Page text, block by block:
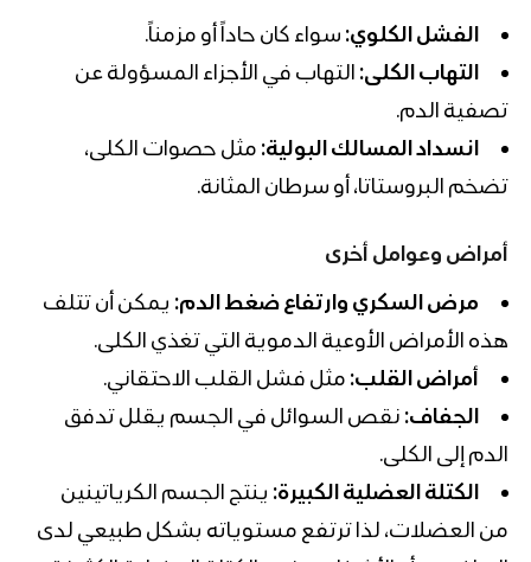
الفشل الكلوي: سواء كان حاداً أو مزمناً.
التهاب الكلى: التهاب في الأجزاء المسؤولة عن
تصفية الدم.
انسداد المسالك البولية: مثل حصوات الكلى،
تضخم البروستاتا، أو سرطان المثانة.
أمراض وعوامل أخرى
مرض السكري وارتفاع ضغط الدم: يمكن أن تتلف
هذه الأمراض الأوعية الدموية التي تغذي الكلى.
أمراض القلب: مثل فشل القلب الاحتقاني.
الجفاف: نقص السوائل في الجسم يقلل تدفق
الدم إلى الكلى.
الكتلة العضلية الكبيرة: ينتج الجسم الكرياتينين
من العضلات، لذا ترتفع مستوياته بشكل طبيعي لدى